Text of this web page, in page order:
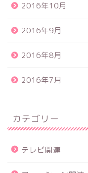
2016年10月
2016年9月
2016年8月
2016年7月
カテゴリー
テレビ関連